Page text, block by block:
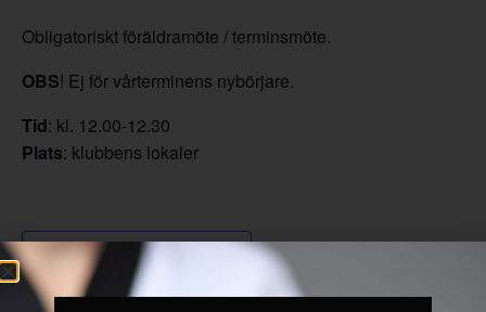
Obligatoriskt föräldramöte / terminsmöte.
OBS! Ej för vårterminens nybörjare.
Tid: kl. 12.00-12.30
Plats: klubbens lokaler
Lägg till i kalender